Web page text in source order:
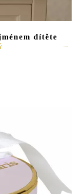
dítěte